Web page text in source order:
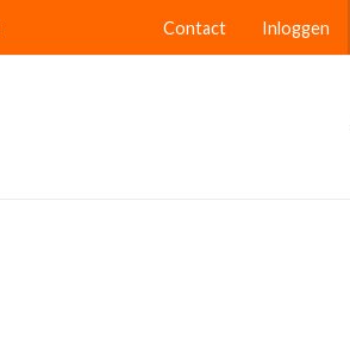
Contact Inloggen